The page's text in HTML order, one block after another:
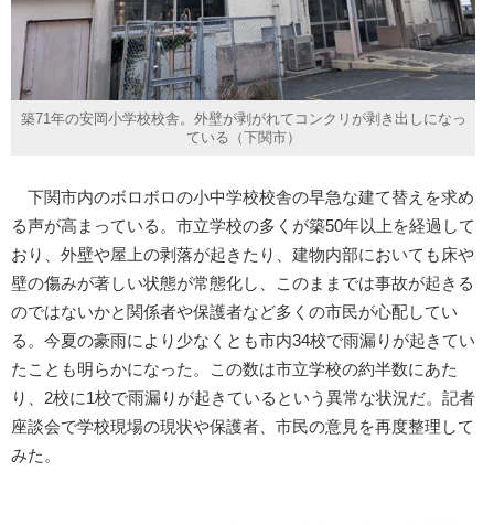
築71年の安岡小学校校舎。外壁が剥がれてコンクリが剥き出しになっ
ている（下関市）
下関市内のボロボロの小中学校校舎の早急な建て替えを求め
る声が高まっている。市立学校の多くが築50年以上を経過して
おり、外壁や屋上の剥落が起きたり、建物内部においても床や
壁の傷みが著しい状態が常態化し、このままでは事故が起きる
のではないかと関係者や保護者など多くの市民が心配してい
る。今夏の豪雨により少なくとも市内34校で雨漏りが起きてい
たことも明らかになった。この数は市立学校の約半数にあた
り、2校に1校で雨漏りが起きているという異常な状況だ。記者
座談会で学校現場の現状や保護者、市民の意見を再度整理して
みた。